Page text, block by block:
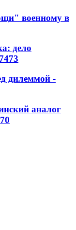
военному в
дело
7473
дилеммой -
аналог